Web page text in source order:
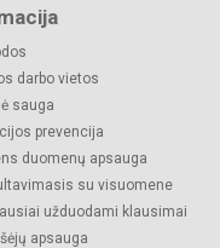
darbo vietos
sauga
prevencija
duomenų apsauga
su visuomene
užduodami klausimai
apsauga